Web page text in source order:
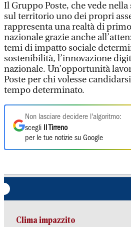
Il Gruppo Poste, che vede
sul territorio uno dei propri
rappresenta una realtà di
nazionale grazie anche
temi di impatto sociale
sostenibilità, l’innovazione
nazionale. Un’opportunità
Poste per chi volesse
tempo determinato.
Non lasciare decidere l'algoritmo:
scegli
Il Tirreno
per le tue notizie su Google
Clima impazzito